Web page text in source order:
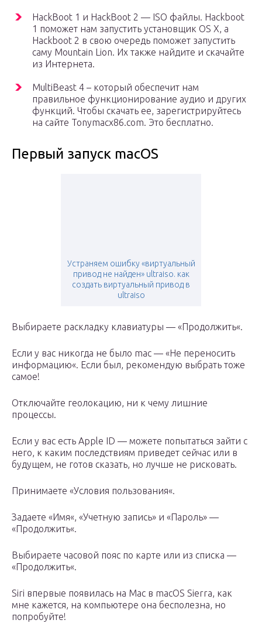
HackBoot 1 и HackBoot 2 — ISO файлы. Hackboot
1 поможет нам запустить установщик OS X, а
Hackboot 2 в свою очередь поможет запустить
саму Mountain Lion. Их также найдите и скачайте
из Интернета.
MultiBeast 4 – который обеспечит нам
правильное функционирование аудио и других
функций. Чтобы скачать ее, зарегистрируйтесь
на сайте Tonymacx86.com. Это бесплатно.
Первый запуск macOS
Устраняем ошибку «виртуальный
привод не найден» ultraiso. как
создать виртуальный привод в
ultraiso
Выбираете раскладку клавиатуры — «Продолжить«.
Если у вас никогда не было mac — «Не переносить
информацию«. Если был, рекомендую выбрать тоже
самое!
Отключайте геолокацию, ни к чему лишние
процессы.
Если у вас есть Apple ID — можете попытаться зайти с
него, к каким последствиям приведет сейчас или в
будущем, не готов сказать, но лучше не рисковать.
Принимаете «Условия пользования«.
Задаете «Имя«, «Учетную запись» и «Пароль» —
«Продолжить«.
Выбираете часовой пояс по карте или из списка —
«Продолжить«.
Siri впервые появилась на Mac в macOS Sierra, как
мне кажется, на компьютере она бесполезна, но
попробуйте!